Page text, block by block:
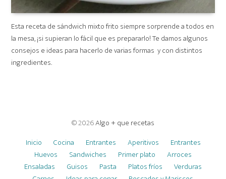
Esta receta de sándwich mixto frito siempre sorprende a todos en
la mesa, ¡si supieran lo fácil que es prepararlo! Te damos algunos
consejos e ideas para hacerlo de varias formas y con distintos
ingredientes.
© 2026Algo + que recetas
Inicio
Cocina Entrantes Aperitivos
Entrantes
Huevos
Sandwiches Primer plato
Arroces
Ensaladas
Guisos Pasta Platos fríos
Verduras